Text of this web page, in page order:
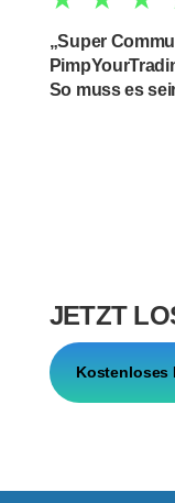
„Super
So muss es
JETZT
Kostenloses